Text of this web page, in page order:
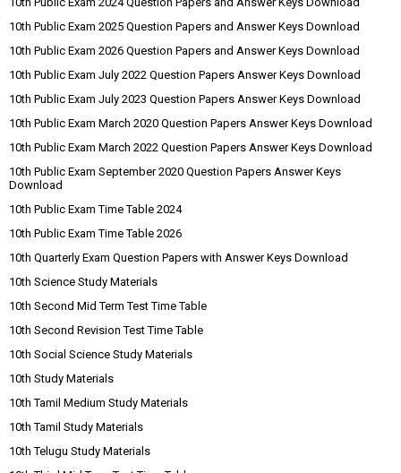
10th Public Exam 2025 Question Papers and Answer Keys Download
10th Public Exam 2026 Question Papers and Answer Keys Download
10th Public Exam July 2022 Question Papers Answer Keys Download
10th Public Exam July 2023 Question Papers Answer Keys Download
10th Public Exam March 2020 Question Papers Answer Keys Download
10th Public Exam March 2022 Question Papers Answer Keys Download
10th Public Exam September 2020 Question Papers Answer Keys
Download
10th Public Exam Time Table 2024
10th Public Exam Time Table 2026
10th Quarterly Exam Question Papers with Answer Keys Download
10th Science Study Materials
10th Second Mid Term Test Time Table
10th Second Revision Test Time Table
10th Social Science Study Materials
10th Study Materials
10th Tamil Medium Study Materials
10th Tamil Study Materials
10th Telugu Study Materials